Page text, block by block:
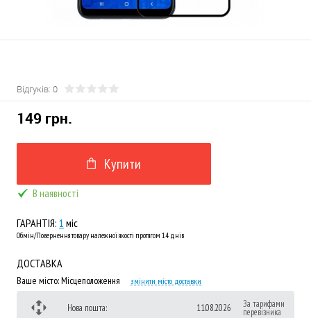
Відгуків: 0
149 грн.
Купити
В наявності
ГАРАНТІЯ: 1 міс
Обмін/Повернення товару належної якості протягом 14 днів
ДОСТАВКА
Ваше місто:Місцеположення змінити місто доставки
Нова пошта: 11.08.2026 За тарифами
перевізника